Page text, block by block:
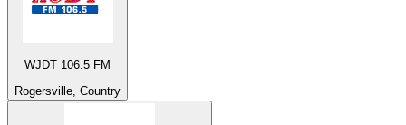
WJDT 106.5 FM
Rogersville, Country